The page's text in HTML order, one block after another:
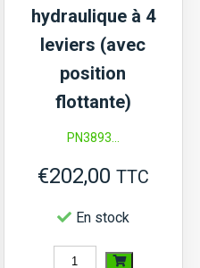
hydraulique à 4
leviers (avec
position
flottante)
PN3893...
€202,00 TTC
En stock
quantité